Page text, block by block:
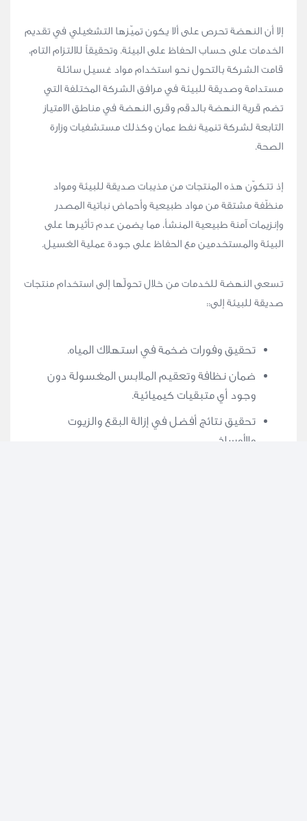
إلا أن النهضة تحرص على ألا يكون تميّزها التشغيلي في تقديم
الخدمات على حساب الحفاظ على البيئة. وتحقيقاً للالتزام التام،
قامت الشركة بالتحول نحو استخدام مواد غسيل سائلة
مستدامة وصديقة للبيئة في مرافق الشركة المختلفة التي
تضم قرية النهضة بالدقم وقرى النهضة في مناطق الامتياز
التابعة لشركة تنمية نفط عمان وكذلك مستشفيات وزارة
الصحة.
إذ تتكوّن هذه المنتجات من مذيبات صديقة للبيئة ومواد
منظّفة مشتقة من مواد طبيعية وأحماض نباتية المصدر
وإنزيمات آمنة طبيعية المنشأ، مما يضمن عدم تأثيرها على
البيئة والمستخدمين مع الحفاظ على جودة عملية الغسيل.
تسعى النهضة للخدمات من خلال تحولّها إلى استخدام منتجات
صديقة للبيئة إلى::
تحقيق وفورات ضخمة في استهلاك المياه.
ضمان نظافة وتعقيم الملابس المغسولة دون
وجود أي متبقيات كيميائية.
تحقيق نتائج أفضل في إزالة البقع والزيوت
والأوساخ.